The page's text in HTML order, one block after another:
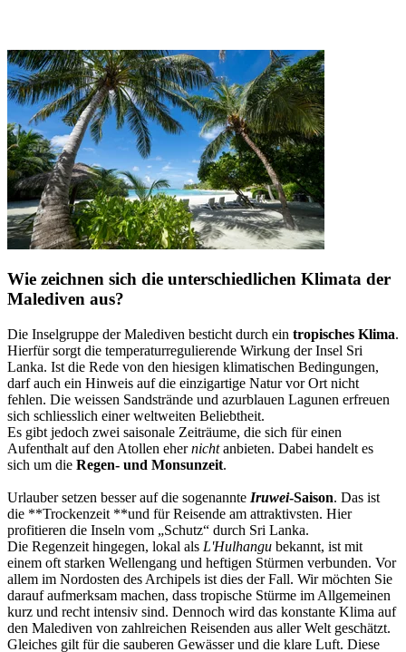
Wie zeichnen sich die unterschiedlichen Klimata der
Malediven aus?
Die Inselgruppe der Malediven besticht durch ein tropisches Klima.
Hierfür sorgt die temperaturregulierende Wirkung der Insel Sri
Lanka. Ist die Rede von den hiesigen klimatischen Bedingungen,
darf auch ein Hinweis auf die einzigartige Natur vor Ort nicht
fehlen. Die weissen Sandstrände und azurblauen Lagunen erfreuen
sich schliesslich einer weltweiten Beliebtheit.
Es gibt jedoch zwei saisonale Zeiträume, die sich für einen
Aufenthalt auf den Atollen ehernichtanbieten. Dabei handelt es
sich um die Regen- und Monsunzeit.
Urlauber setzen besser auf die sogenannte Iruwei-Saison. Das ist
die **Trockenzeit **und für Reisende am attraktivsten. Hier
profitieren die Inseln vom „Schutz“ durch Sri Lanka.
Die Regenzeit hingegen, lokal als L'Hulhangu bekannt, ist mit
einem oft starken Wellengang und heftigen Stürmen verbunden. Vor
allem im Nordosten des Archipels ist dies der Fall. Wir möchten Sie
darauf aufmerksam machen, dass tropische Stürme im Allgemeinen
kurz und recht intensiv sind. Dennoch wird das konstante Klima auf
den Malediven von zahlreichen Reisenden aus aller Welt geschätzt.
Gleiches gilt für die sauberen Gewässer und die klare Luft. Diese